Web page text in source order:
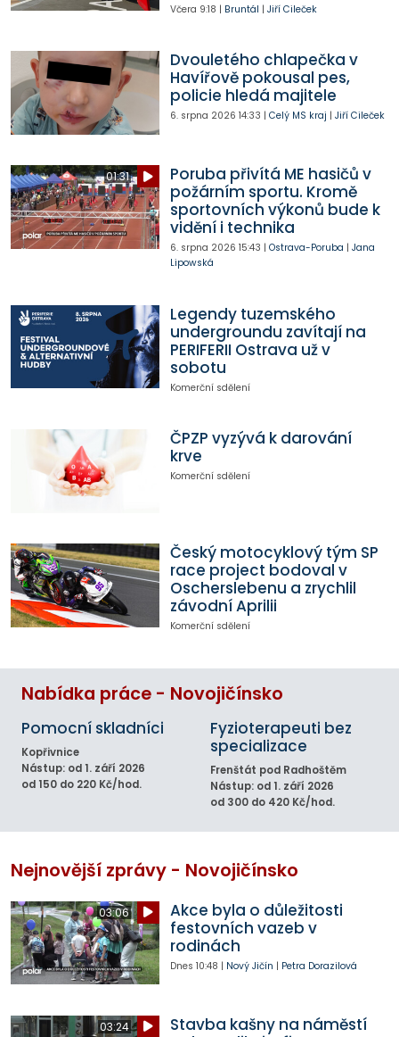
Včera 9:18 | Bruntál | Jiří Cileček
Dvouletého chlapečka v
Havířově pokousal pes,
policie hledá majitele
6. srpna 2026 14:33 | Celý MS kraj | Jiří Cileček
01:31
Poruba přivítá ME hasičů v
požárním sportu. Kromě
sportovních výkonů bude k
vidění i technika
6. srpna 2026 15:43 | Ostrava-Poruba | Jana
Lipowská
Legendy tuzemského
undergroundu zavítají na
PERIFERII Ostrava už v
sobotu
Komerční sdělení
ČPZP vyzývá k darování
krve
Komerční sdělení
Český motocyklový tým SP
race project bodoval v
Oscherslebenu a zrychlil
závodní Aprilii
Komerční sdělení
Nabídka práce - Novojičínsko
Pomocní skladníci
Kopřivnice
Nástup: od 1. září 2026
od 150 do 220 Kč/hod.
Fyzioterapeuti bez
specializace
Frenštát pod Radhoštěm
Nástup: od 1. září 2026
od 300 do 420 Kč/hod.
Nejnovější zprávy - Novojičínsko
03:06
Akce byla o důležitosti
festovních vazeb v
rodinách
Dnes 10:48 | Nový Jičín | Petra Dorazilová
03:24
Stavba kašny na náměstí